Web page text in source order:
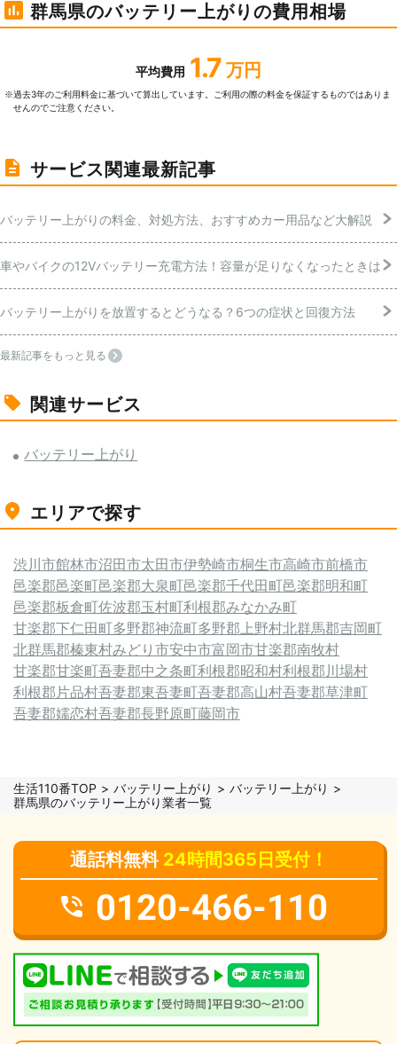
群馬県のバッテリー上がりの費用相場
平均費用 1.7 万円
※過去3年のご利⽤料⾦に基づいて算出しています。ご利⽤の際の料⾦を保証するものではありま
せんのでご注意ください。
サービス関連最新記事
バッテリー上がりの料金、対処方法、おすすめカー用品など大解説
車やバイクの12Vバッテリー充電方法！容量が足りなくなったときは
バッテリー上がりを放置するとどうなる？6つの症状と回復方法
最新記事をもっと見る
関連サービス
バッテリー上がり
エリアで探す
渋川市館林市沼田市太田市伊勢崎市桐生市高崎市前橋市
邑楽郡邑楽町邑楽郡大泉町邑楽郡千代田町邑楽郡明和町
邑楽郡板倉町佐波郡玉村町利根郡みなかみ町
甘楽郡下仁田町多野郡神流町多野郡上野村北群馬郡吉岡町
北群馬郡榛東村みどり市安中市富岡市甘楽郡南牧村
甘楽郡甘楽町吾妻郡中之条町利根郡昭和村利根郡川場村
利根郡片品村吾妻郡東吾妻町吾妻郡高山村吾妻郡草津町
吾妻郡嬬恋村吾妻郡長野原町藤岡市
生活110番TOP バッテリー上がり
バッテリー上がり
群馬県のバッテリー上がり業者一覧
通話料無料 24時間365日受付！
0120-466-110